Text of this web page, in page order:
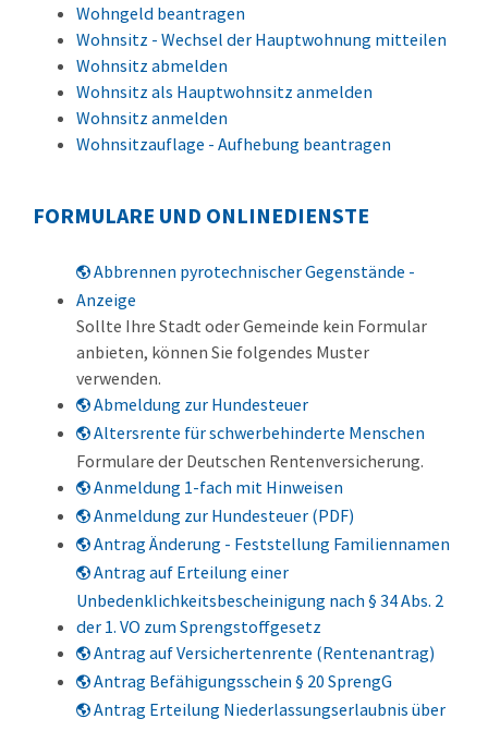
Wohngeld beantragen
Wohnsitz - Wechsel der Hauptwohnung mitteilen
Wohnsitz abmelden
Wohnsitz als Hauptwohnsitz anmelden
Wohnsitz anmelden
Wohnsitzauflage - Aufhebung beantragen
FORMULARE UND ONLINEDIENSTE
Abbrennen pyrotechnischer Gegenstände -
Anzeige
Sollte Ihre Stadt oder Gemeinde kein Formular
anbieten, können Sie folgendes Muster
verwenden.
Abmeldung zur Hundesteuer
Altersrente für schwerbehinderte Menschen
Formulare der Deutschen Rentenversicherung.
Anmeldung 1-fach mit Hinweisen
Anmeldung zur Hundesteuer (PDF)
Antrag Änderung - Feststellung Familiennamen
Antrag auf Erteilung einer
Unbedenklichkeitsbescheinigung nach § 34 Abs. 2
der 1. VO zum Sprengstoffgesetz
Antrag auf Versichertenrente (Rentenantrag)
Antrag Befähigungsschein § 20 SprengG
Antrag Erteilung Niederlassungserlaubnis über